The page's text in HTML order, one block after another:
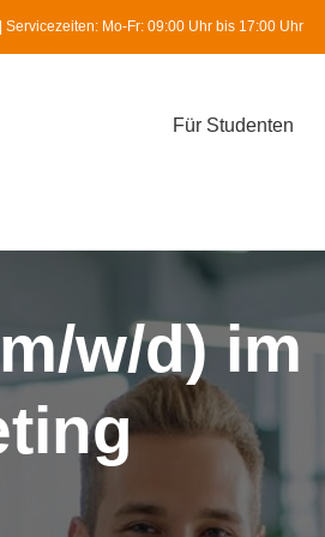
Mo-Fr: 09:00 Uhr bis 17:00 Uhr
Für Studenten
w/d) im